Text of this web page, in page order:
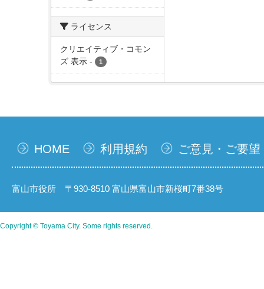
ライセンス
クリエイティブ・コモン
ズ 表示 - 1
HOME 利用規約 ご意見・ご要望
富山市役所 〒930-8510 富山県富山市新桜町7番38号
Copyright © Toyama City. Some rights reserved.